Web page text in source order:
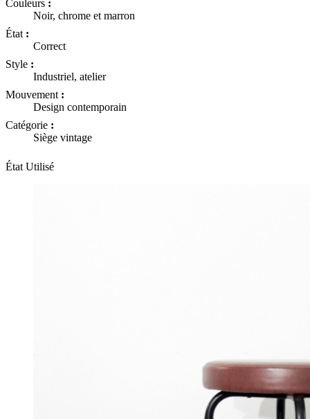
Couleurs :
Noir, chrome et marron
État :
Correct
Style :
Industriel, atelier
Mouvement :
Design contemporain
Catégorie :
Siège vintage
État Utilisé